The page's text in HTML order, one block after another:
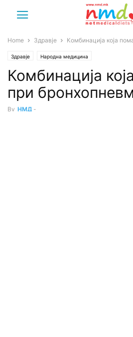
Home Здравје Комбинација која
Здравје Народна медицина
Комбинација
при
By НМД -